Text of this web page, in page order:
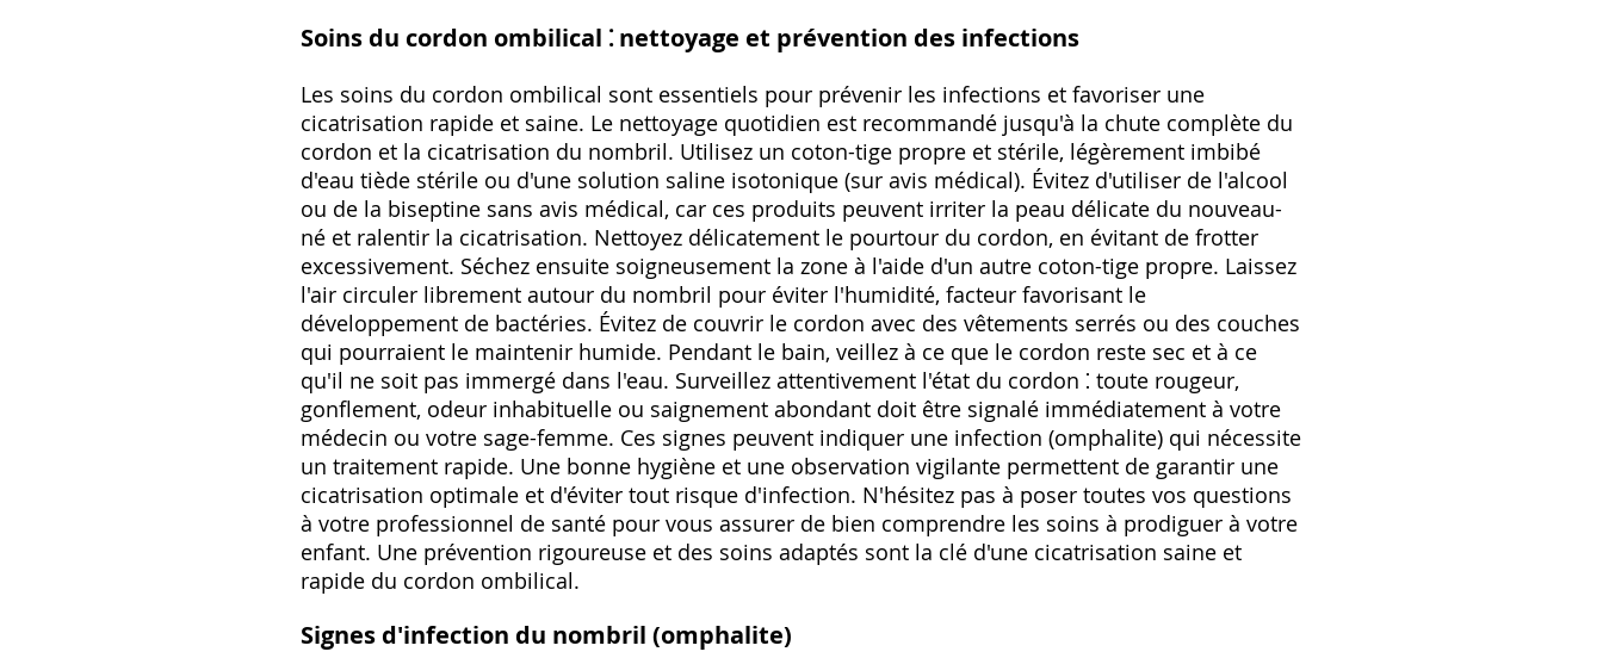
Soins du cordon ombilical ⁚ nettoyage et prévention des infections
Les soins du cordon ombilical sont essentiels pour prévenir les infections et favoriser une
cicatrisation rapide et saine. Le nettoyage quotidien est recommandé jusqu'à la chute complète du
cordon et la cicatrisation du nombril. Utilisez un coton-tige propre et stérile, légèrement imbibé
d'eau tiède stérile ou d'une solution saline isotonique (sur avis médical). Évitez d'utiliser de l'alcool
ou de la biseptine sans avis médical, car ces produits peuvent irriter la peau délicate du nouveau-
né et ralentir la cicatrisation. Nettoyez délicatement le pourtour du cordon, en évitant de frotter
excessivement. Séchez ensuite soigneusement la zone à l'aide d'un autre coton-tige propre. Laissez
l'air circuler librement autour du nombril pour éviter l'humidité, facteur favorisant le
développement de bactéries. Évitez de couvrir le cordon avec des vêtements serrés ou des couches
qui pourraient le maintenir humide. Pendant le bain, veillez à ce que le cordon reste sec et à ce
qu'il ne soit pas immergé dans l'eau. Surveillez attentivement l'état du cordon ⁚ toute rougeur,
gonflement, odeur inhabituelle ou saignement abondant doit être signalé immédiatement à votre
médecin ou votre sage-femme. Ces signes peuvent indiquer une infection (omphalite) qui nécessite
un traitement rapide. Une bonne hygiène et une observation vigilante permettent de garantir une
cicatrisation optimale et d'éviter tout risque d'infection. N'hésitez pas à poser toutes vos questions
à votre professionnel de santé pour vous assurer de bien comprendre les soins à prodiguer à votre
enfant. Une prévention rigoureuse et des soins adaptés sont la clé d'une cicatrisation saine et
rapide du cordon ombilical.
Signes d'infection du nombril (omphalite)